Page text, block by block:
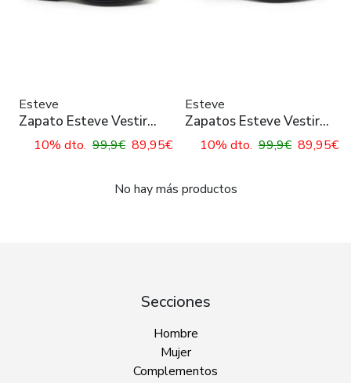
Esteve
Zapato Esteve Vestir
Azul para Hombre
10% dto. 99,9€ 89,95€
Esteve
Zapatos Esteve Vestir
Negros para Hombre
10% dto. 99,9€ 89,95€
No hay más productos
Secciones
Hombre
Mujer
Complementos